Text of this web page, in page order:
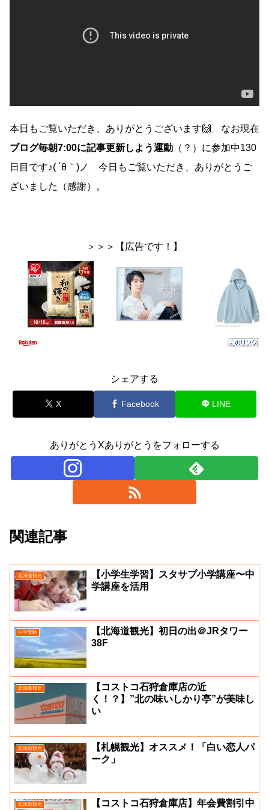
本日もご覧いただき、ありがとうございます🙌 なお現在
ブログ毎朝7:00に記事更新しよう運動 （？）に参加中130
日目です♪( ´θ｀)ノ 今日もご覧いただき、ありがとうご
ざいました（感謝）。
＞＞＞【広告です！】
シェアする
X Facebook LINE
ありがとうXありがとうをフォローする
関連記事
北海道観光
【小学生学習】スタサプ小学講座〜中
学講座を活用
中学受験
【北海道観光】初日の出＠JRタワー
38F
北海道観光
【コストコ石狩倉庫店の近
く！？】”北の味いしかり亭”が美味し
い
北海道観光
【札幌観光】オススメ！「白い恋人パ
ーク」
北海道観光 【コストコ石狩倉庫店】年会費割引中